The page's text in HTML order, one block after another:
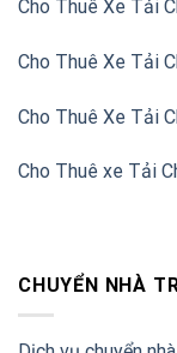
Cho Thuê Xe Tải
Cho Thuê Xe Tải
Cho Thuê Xe Tải
Cho Thuê xe Tải
CHUYỂN NHÀ